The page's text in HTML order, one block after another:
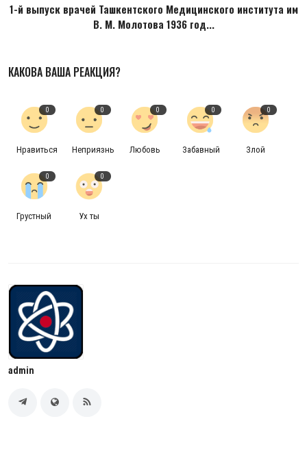
1-й выпуск врачей Ташкентского Медицинского института им
В. М. Молотова 1936 год...
КАКОВА ВАША РЕАКЦИЯ?
0
Нравиться
0
Неприязнь
0
Любовь
0
Забавный
0
Злой
0
Грустный
0
Ух ты
admin